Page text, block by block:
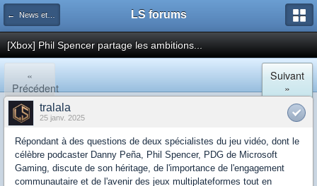
← News et actualités postées sur LS LS forums
[Xbox] Phil Spencer partage les ambitions...
«
Précédent
Suivant
»
tralala
25 janv. 2025
Répondant à des questions de deux spécialistes du jeu vidéo, dont le
célèbre podcaster Danny Peña, Phil Spencer, PDG de Microsoft
Gaming, discute de son héritage, de l'importance de l'engagement
communautaire et de l'avenir des jeux multiplateformes tout en